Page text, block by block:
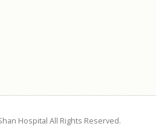
Hospital All Rights Reserved.